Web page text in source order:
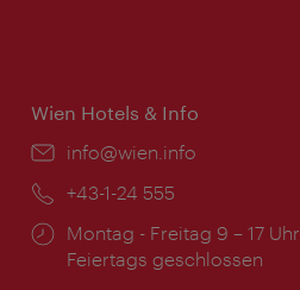
Wien Hotels & Info
Email:
info@wien.info
Telefon:
+43-1-24 555
Öffnungszeiten:
Montag - Freitag 9 – 17 Uhr
Feiertags geschlossen